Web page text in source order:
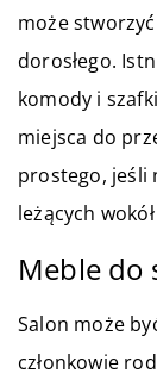
może
dorosłego.
komody i
miejsca do
prostego, jeśli
leżących
Meble do
Salon może
członkowie